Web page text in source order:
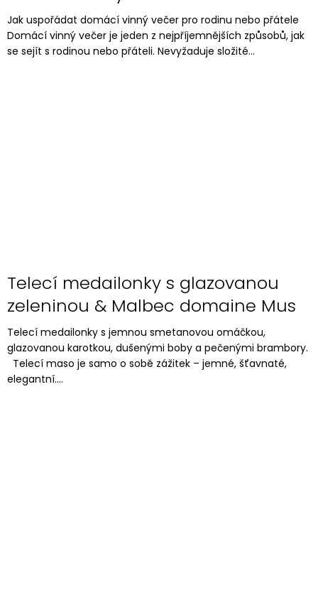
Jak uspořádat domácí vinný večer pro rodinu nebo přátele
Domácí vinný večer je jeden z nejpříjemnějších způsobů, jak
se sejít s rodinou nebo přáteli. Nevyžaduje složité...
Telecí medailonky s glazovanou
zeleninou & Malbec domaine Mus
Telecí medailonky s jemnou smetanovou omáčkou,
glazovanou karotkou, dušenými boby a pečenými brambory.
Telecí maso je samo o sobě zážitek – jemné, šťavnaté,
elegantní....